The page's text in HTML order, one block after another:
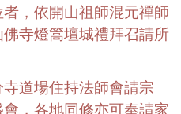
，依開山祖師混元禪師
寺燈篙壇城禮拜召請所
道場住持法師會請宗
，各地同修亦可奉請家